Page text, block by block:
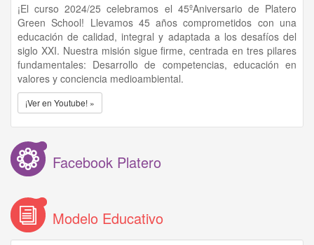
¡El curso 2024/25 celebramos el 45ºAniversario de Platero
Green School! Llevamos 45 años comprometidos con una
educación de calidad, integral y adaptada a los desafíos del
siglo XXI. Nuestra misión sigue firme, centrada en tres pilares
fundamentales: Desarrollo de competencias, educación en
valores y conciencia medioambiental.
¡Ver en Youtube! »
Facebook Platero
Modelo Educativo